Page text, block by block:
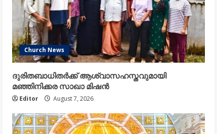
Church News
ദുരിതബാധിതർക്ക് ആശ്വാസഹസ്തവുമായി
മഞ്ഞിനിക്കര സാഖാ മിഷൻ
Editor August 7, 2026